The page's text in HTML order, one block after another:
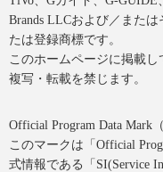
Brands LLCおよび／また
たは登録商標です。
このホームページに掲載
複写・転載を禁じます。
Official Program Data Mark
このマークは「Official
式情報である「SI(Service